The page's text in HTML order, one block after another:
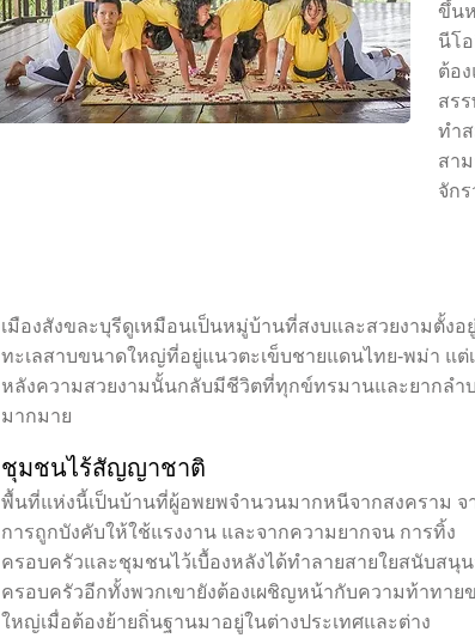
ขึ้น
นีโ
ต้อ
สร
ทำ
สา
จัก
เมืองสังขละบุรีดูเหมือนเป็นหมู่บ้านที่สงบและสวยงามตั้งอ
ทะเลสาบขนาดใหญ่ที่อยู่แนวตะเข็บชายแดนไทย-พม่า แต่
หลังความสวยงามนั้นกลับมีชีวิตที่ทุกข์ทรมานและยากลำ
มากมาย
ชุมชนไร้สัญญาชาติ
พื้นที่แห่งนี้เป็นบ้านที่ผู้อพยพจำนวนมากหนีจากสงคราม จ
การถูกบังคับให้ใช้แรงงาน และจากความยากจน การทิ้ง
ครอบครัวและชุมชนไว้เบื้องหลังได้ทำลายสายใยสนับสนุ
ครอบครัวอีกทั้งพวกเขายังต้องเผชิญหน้ากับความท้าทาย
ใหญ่เมื่อต้องย้ายถิ่นฐานมาอยู่ในต่างประเทศและต่าง